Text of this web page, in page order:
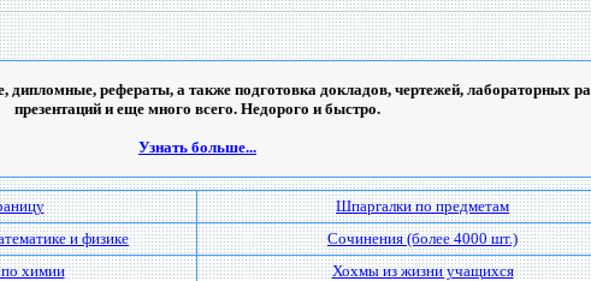
дипломные, рефераты, а также подготовка докладов, чертежей, лабораторных
презентаций и еще много всего. Недорого и быстро.
Узнать больше...
Шпаргалки по предметам
и физике
Сочинения (более 4000 шт.)
химии
Хохмы из жизни учащихся